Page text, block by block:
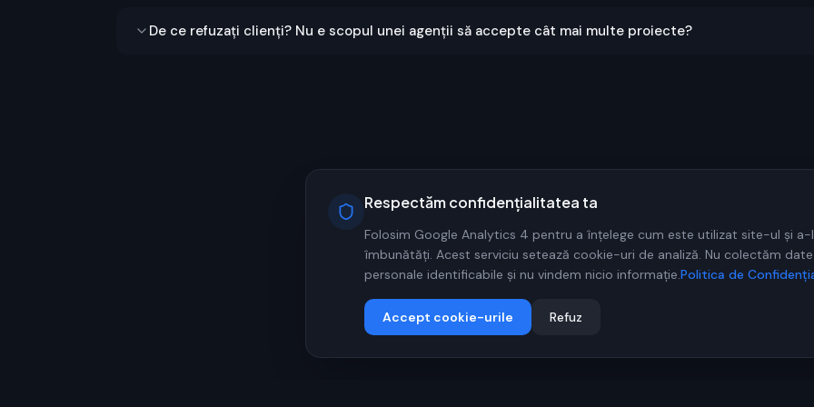
De ce refuzați clienți? Nu e scopul unei agenții să accepte cât mai multe proiecte?
Respectăm confidențialitatea ta
Folosim Google Analytics 4 pentru a înțelege cum este utilizat site-ul și a-l
îmbunătăți. Acest serviciu setează cookie-uri de analiză. Nu colectăm date
personale identificabile și nu vindem nicio informație.Politica de
Accept cookie-urile Refuz